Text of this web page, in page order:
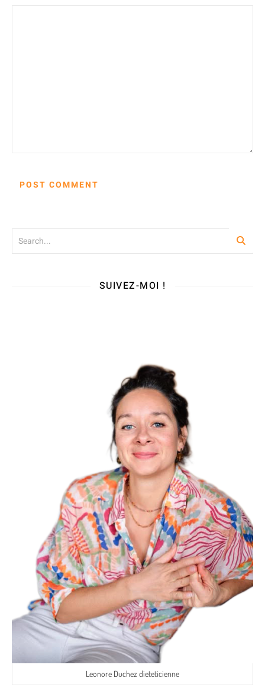
SUIVEZ-MOI !
Leonore Duchez dieteticienne